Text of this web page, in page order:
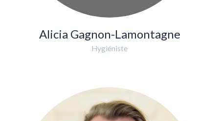
Alicia Gagnon-Lamontagne
Hygiéniste